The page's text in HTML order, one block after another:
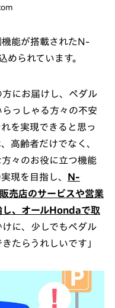
能が搭載されたN-
られています。
方にお届けし、ペダル
っしゃる方々の不安
を実現できると思っ
高齢者だけでなく、
々のお役に立つ機能
現を目指し、
N-
売店のサービスや営業
し、オールHondaで取
に、少しでもペダル
たらうれしいです」